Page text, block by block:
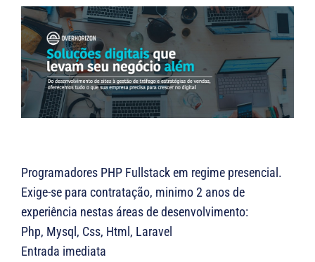
Programadores PHP Fullstack em regime presencial.
Exige-se para contratação, minimo 2 anos de
experiência nestas áreas de desenvolvimento:
Php, Mysql, Css, Html, Laravel
Entrada imediata